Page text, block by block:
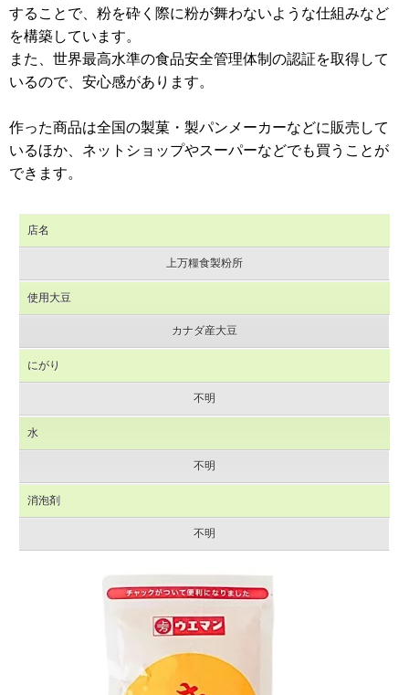
することで、粉を砕く際に粉が舞わないような仕組みなど
を構築しています。
また、世界最高水準の食品安全管理体制の認証を取得して
いるので、安心感があります。
作った商品は全国の製菓・製パンメーカーなどに販売して
いるほか、ネットショップやスーパーなどでも買うことが
できます。
店名
上万糧食製粉所
使用大豆
カナダ産大豆
にがり
不明
水
不明
消泡剤
不明